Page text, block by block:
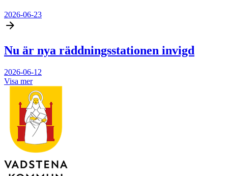
2026-06-23
Nu är nya räddningsstationen invigd
2026-06-12
Visa mer